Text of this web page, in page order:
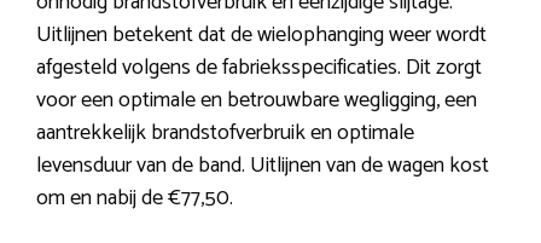
Uitlijnen betekent dat de wielophanging weer wordt
afgesteld volgens de fabrieksspecificaties. Dit zorgt
voor een optimale en betrouwbare wegligging, een
aantrekkelijk brandstofverbruik en optimale
levensduur van de band. Uitlijnen van de wagen kost
om en nabij de €77,50.